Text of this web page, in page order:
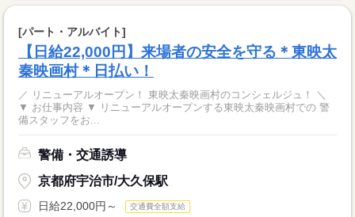
[パート・アルバイト]
【日給22,000円】来場者の安全を守る＊東映太
秦映画村＊日払い！
／ リニューアルオープン！ 東映太秦映画村のコンシェルジュ！ ＼
▼ お仕事内容 ▼ リニューアルオープンする東映太秦映画村での 警
備スタッフをお...
警備・交通誘導
京都府宇治市/大久保駅
日給22,000円～ 交通費全額支給